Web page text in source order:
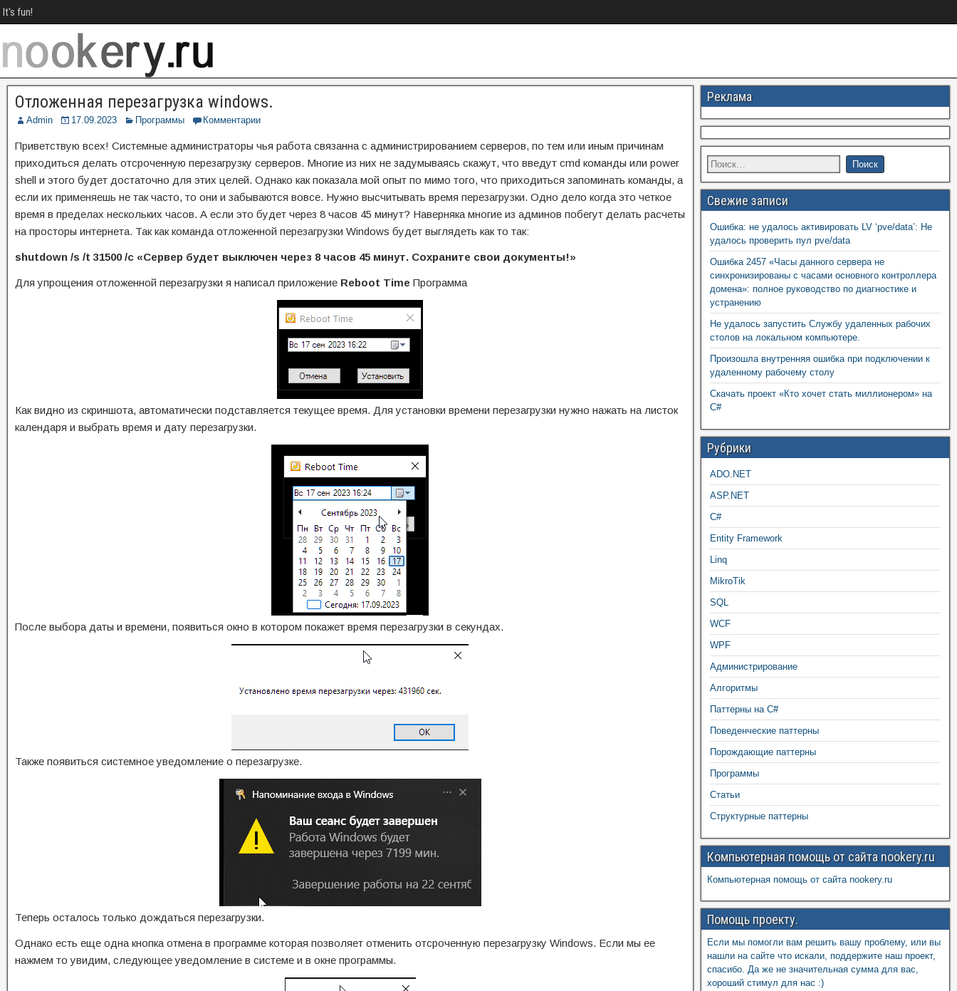
It's fun!
Отложенная перезагрузка windows.
Admin 17.09.2023 Программы Комментарии
Приветствую всех! Системные администраторы чья работа связанна с администрированием серверов, по тем или иным причинам
приходиться делать отсроченную перезагрузку серверов. Многие из них не задумываясь скажут, что введут cmd команды или power
shell и этого будет достаточно для этих целей. Однако как показала мой опыт по мимо того, что приходиться запоминать команды, а
если их применяешь не так часто, то они и забываются вовсе. Нужно высчитывать время перезагрузки. Одно дело когда это четкое
время в пределах нескольких часов. А если это будет через 8 часов 45 минут? Наверняка многие из админов побегут делать расчеты
на просторы интернета. Так как команда отложенной перезагрузки Windows будет выглядеть как то так:
shutdown /s /t 31500 /c «Сервер будет выключен через 8 часов 45 минут. Сохраните свои документы!»
Для упрощения отложенной перезагрузки я написал приложение Reboot Time Программа
Как видно из скриншота, автоматически подставляется текущее время. Для установки времени перезагрузки нужно нажать на листок
календаря и выбрать время и дату перезагрузки.
После выбора даты и времени, появиться окно в котором покажет время перезагрузки в секундах.
Также появиться системное уведомление о перезагрузке.
Теперь осталось только дождаться перезагрузки.
Однако есть еще одна кнопка отмена в программе которая позволяет отменить отсроченную перезагрузку Windows. Если мы ее
нажмем то увидим, следующее уведомление в системе и в окне программы.
Реклама
Свежие записи
Ошибка: не удалось активировать LV ‘pve/data’: Не
удалось проверить пул pve/data
Ошибка 2457 «Часы данного сервера не
синхронизированы с часами основного контроллера
домена»: полное руководство по диагностике и
устранению
Не удалось запустить Службу удаленных рабочих
столов на локальном компьютере.
Произошла внутренняя ошибка при подключении к
удаленному рабочему столу
Скачать проект «Кто хочет стать миллионером» на
C#
Рубрики
ADO.NET
ASP.NET
C#
Entity Framework
Linq
MikroTik
SQL
WCF
WPF
Администрирование
Алгоритмы
Паттерны на C#
Поведенческие паттерны
Порождающие паттерны
Программы
Статьи
Структурные паттерны
Компьютерная помощь от сайта nookery.ru
Компьютерная помощь от сайта nookery.ru
Помощь проекту.
Если мы помогли вам решить вашу проблему, или вы
нашли на сайте что искали, поддержите наш проект,
спасибо. Да же не значительная сумма для вас,
хороший стимул для нас :)